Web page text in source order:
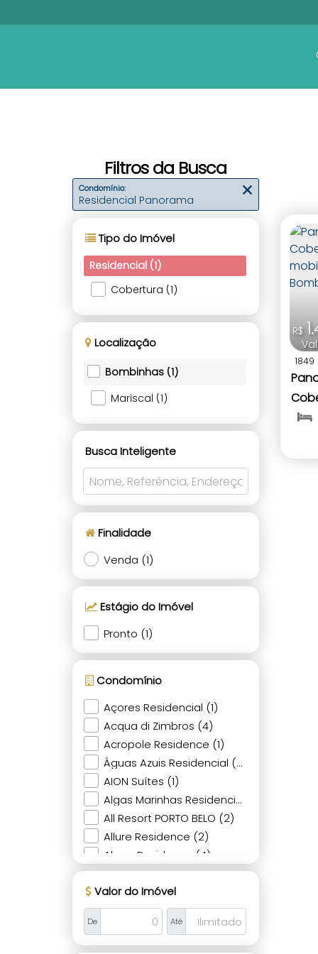
Filtros da Busca
Condomínio:
Residencial Panorama
Tipo do Imóvel
Residencial (1)
Cobertura (1)
Localização
Bombinhas (1)
Mariscal (1)
Busca Inteligente
Finalidade
Venda (1)
Estágio do Imóvel
Pronto (1)
Condomínio
Açores Residencial (1)
Acqua di Zimbros (4)
Acropole Residence (1)
Águas Azuis Residencial (1)
AION Suítes (1)
Algas Marinhas Residencial (2)
All Resort PORTO BELO (2)
Allure Residence (2)
Almar Residence (4)
Alttô Essence Residence (3)
Alva (2)
Araguaia (1)
Areias de Canto Grande (1)
Areias de Mariscal (1)
Valor do Imóvel
De Até
1849
R$